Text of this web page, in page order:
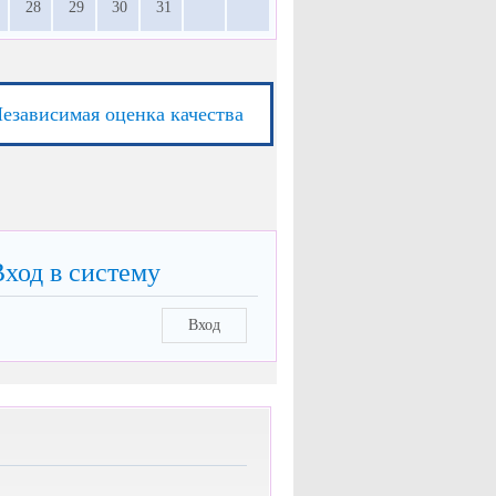
28 29 30 31
оценка качества
в систему
Вход